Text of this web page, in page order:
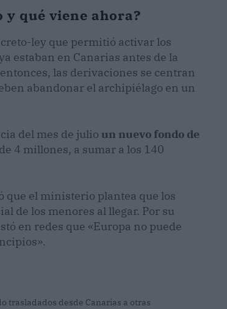
y qué viene ahora?
ley que permitió activar los
estaban en Canarias antes de la
las derivaciones se centran
abandonar el archipiélago en un
del mes de julio un nuevo fondo de
4 millones, a sumar a los 140
que el ministerio plantea que los
de los menores al llegar. Por su
en redes que «Europa no puede
trasladados desde Canarias a otras